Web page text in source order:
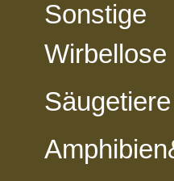
Sonstige
Wirbellose
Säugetiere